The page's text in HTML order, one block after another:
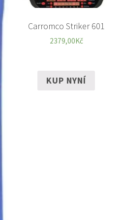
Carromco Striker 601
2379,00Kč
KUP NYNÍ